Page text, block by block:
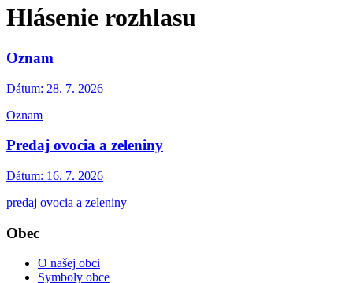
Hlásenie rozhlasu
Oznam
Dátum: 28. 7. 2026
Oznam
Predaj ovocia a zeleniny
Dátum: 16. 7. 2026
predaj ovocia a zeleniny
Obec
O našej obci
Symboly obce